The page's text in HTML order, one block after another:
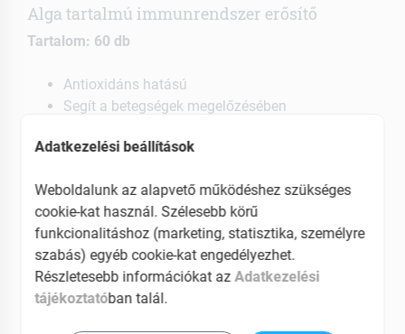
Alga tartalmú immunrendszer erősítő
Tartalom: 60 db
Antioxidáns hatású
Segít a betegségek megelőzésében
Adatkezelési beállítások
Weboldalunk az alapvető működéshez szükséges
cookie-kat használ. Szélesebb körű
funkcionalitáshoz (marketing, statisztika, személyre
szabás) egyéb cookie-kat engedélyezhet.
Részletesebb információkat az Adatkezelési
tájékoztatóban talál.